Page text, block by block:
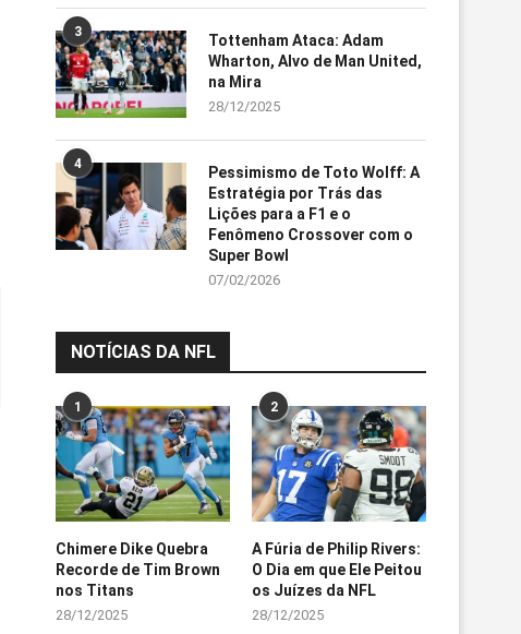
3
Tottenham Ataca: Adam
Wharton, Alvo de Man United,
na Mira
28/12/2025
4
Pessimismo de Toto Wolff: A
Estratégia por Trás das
Lições para a F1 e o
Fenômeno Crossover com o
Super Bowl
07/02/2026
NOTÍCIAS DA NFL
1
Chimere Dike Quebra
Recorde de Tim Brown
nos Titans
28/12/2025
2
A Fúria de Philip Rivers:
O Dia em que Ele Peitou
os Juízes da NFL
28/12/2025